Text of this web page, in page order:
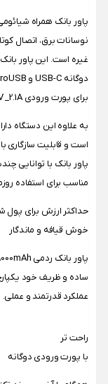
پاور بانک همراه
نوسانات برق، اتصال
برای پورت ورودی 5V _2.1A و پورت خروجی آن 5.1V_2.6A است.
است و قابلیت سازگاری
پاور بانک با توانایی
مناسب برای استفاده
حداکثر ارزش برای پول
خوش قیافه و ماندگار
ساده و ظریف خود
عملکرد قدرتمند و عملی.
راحت تر
با پورت ورودی دوگانه